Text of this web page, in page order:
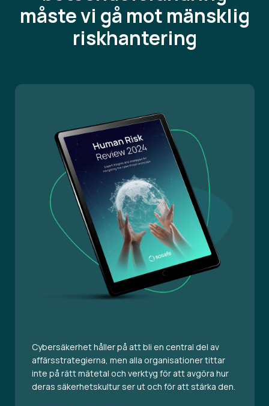
måste vi gå mot mänsklig
riskhantering
Cybersäkerhet håller på att bli en central del av
affärsstrategierna, men alla organisationer tittar
inte på rätt mätetal och verktyg för att avgöra hur
deras säkerhetskultur ser ut och för att stärka den.